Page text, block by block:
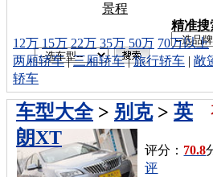
景程
车型搜
精准搜
12万 15万 22万 35万 50万 70万以上
两厢轿车|三厢轿车|旅行轿车 | 敞
轿车
车型大全> 别克> 英
朗XT
评分： 70.8
评